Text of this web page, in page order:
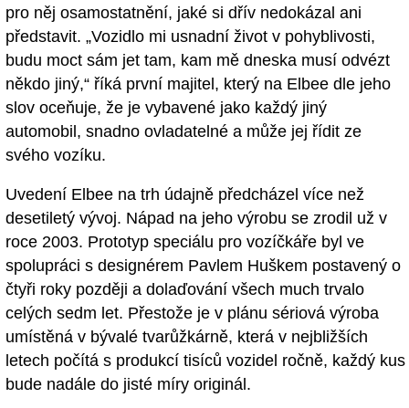
pro něj osamostatnění, jaké si dřív nedokázal ani
představit. „Vozidlo mi usnadní život v pohyblivosti,
budu moct sám jet tam, kam mě dneska musí odvézt
někdo jiný,“ říká první majitel, který na Elbee dle jeho
slov oceňuje, že je vybavené jako každý jiný
automobil, snadno ovladatelné a může jej řídit ze
svého vozíku.
Uvedení Elbee na trh údajně předcházel více než
desetiletý vývoj. Nápad na jeho výrobu se zrodil už v
roce 2003. Prototyp speciálu pro vozíčkáře byl ve
spolupráci s designérem Pavlem Huškem postavený o
čtyři roky později a dolaďování všech much trvalo
celých sedm let. Přestože je v plánu sériová výroba
umístěná v bývalé tvarůžkárně, která v nejbližších
letech počítá s produkcí tisíců vozidel ročně, každý kus
bude nadále do jisté míry originál.